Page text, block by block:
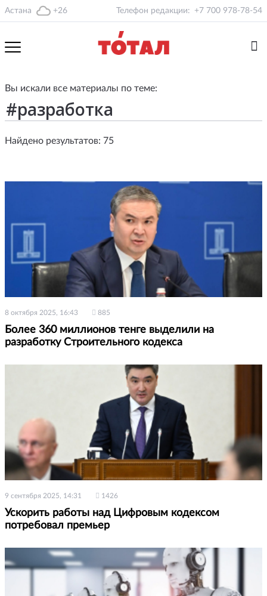
Астана +26 Телефон редакции: +7 700 978-78-54
Вы искали все материалы по теме:
Найдено результатов: 75
8 октября 2025, 16:43 885
Более 360 миллионов тенге выделили на
разработку Строительного кодекса
9 сентября 2025, 14:31 1426
Ускорить работы над Цифровым кодексом
потребовал премьер